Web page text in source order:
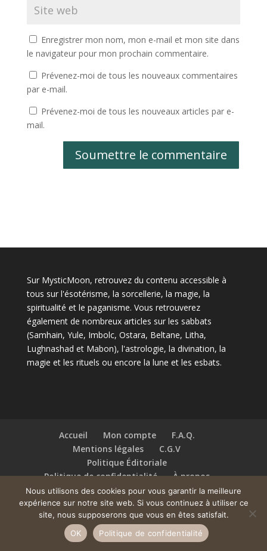
Enregistrer mon nom, mon e-mail et mon site dans
le navigateur pour mon prochain commentaire.
Prévenez-moi de tous les nouveaux commentaires
par e-mail.
Prévenez-moi de tous les nouveaux articles par e-
mail.
Soumettre le commentaire
Sur MysticMoon, retrouvez du contenu accessible à
tous sur l'ésotérisme, la sorcellerie, la magie, la
spiritualité et le paganisme. Vous retrouverez
également de nombreux articles sur les sabbats
(Samhain, Yule, Imbolc, Ostara, Beltane, Litha,
Lughnashad et Mabon), l'astrologie, la divination, la
magie et les rituels ou encore la lune et les esbats.
Accueil Mon compte
F.A.Q.
Mentions légales
C.G.V
Politique Éditoriale
Politique de confidentialité
À propos
Contact
© Mysticmoon 2022 Site réalisé par
Digitale
Nous utilisons des cookies pour vous garantir la meilleure
expérience sur notre site web. Si vous continuez à utiliser ce
site, nous supposerons que vous en êtes satisfait.
OK
Politique de confidentialité